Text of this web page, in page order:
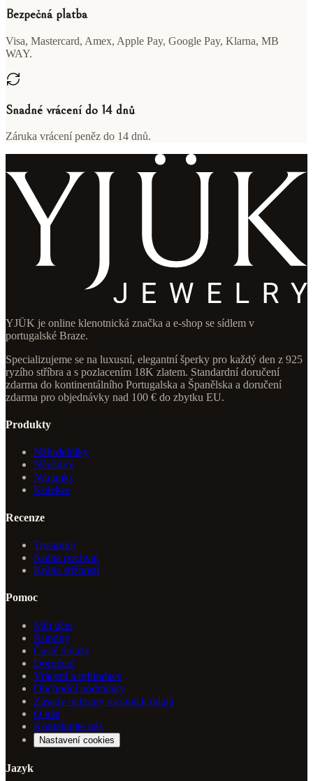
Bezpečná platba
Visa, Mastercard, Amex, Apple Pay, Google Pay, Klarna, MB
WAY.
Snadné vrácení do 14 dnů
Záruka vrácení peněz do 14 dnů.
YJÜK je online klenotnická značka a e-shop se sídlem v
portugalské Braze.
Specializujeme se na luxusní, elegantní šperky pro každý den z 925
ryzího stříbra a s pozlacením 18K zlatem. Standardní doručení
zdarma do kontinentálního Portugalska a Španělska a doručení
zdarma pro objednávky nad 100 € do zbytku EU.
Produkty
Náhrdelníky
Náušnice
Náramky
Kolekce
Recenze
Trustpilot
Kniha pochval
Kniha stížností
Pomoc
Můj účet
Kupóny
Časté dotazy
Doručení
Vrácení a refundace
Obchodní podmínky
Zásady ochrany osobních údajů
O nás
Kontaktujte nás
Nastavení cookies
Jazyk